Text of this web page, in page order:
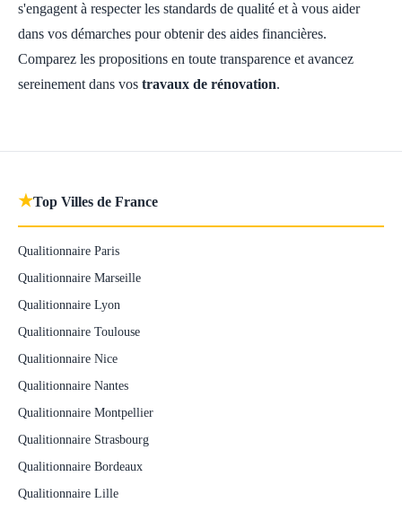
s'engagent à respecter les standards de qualité et à vous aider
dans vos démarches pour obtenir des aides financières.
Comparez les propositions en toute transparence et avancez
sereinement dans vos travaux de rénovation.
★Top Villes de France
Qualitionnaire Paris
Qualitionnaire Marseille
Qualitionnaire Lyon
Qualitionnaire Toulouse
Qualitionnaire Nice
Qualitionnaire Nantes
Qualitionnaire Montpellier
Qualitionnaire Strasbourg
Qualitionnaire Bordeaux
Qualitionnaire Lille